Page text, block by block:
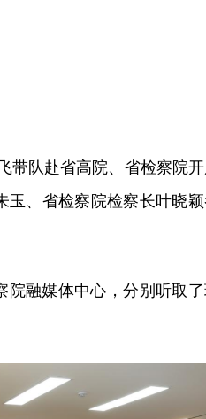
带队赴省高院、省检察院
玉、省检察院检察长叶晓
院融媒体中心，分别听取